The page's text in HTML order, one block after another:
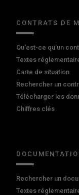
CONTRATS DE
Qu'est-ce qu'un
Textes
Carte de situation
Rechercher un
Télécharger les
Chiffres clés
Rechercher un
Textes